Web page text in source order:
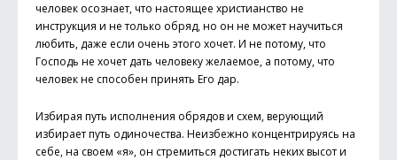
человек осознает, что настоящее христианство не
инструкция и не только обряд, но он не может научиться
любить, даже если очень этого хочет. И не потому, что
Господь не хочет дать человеку желаемое, а потому, что
человек не способен принять Его дар.
Избирая путь исполнения обрядов и схем, верующий
избирает путь одиночества. Неизбежно концентрируясь на
себе, на своем «я», он стремиться достигать неких высот и